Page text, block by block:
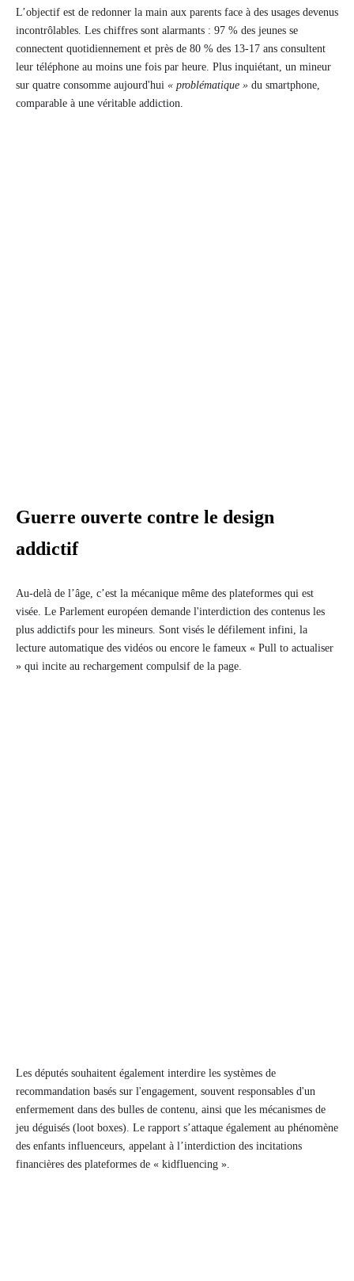
L’objectif est de redonner la main aux parents face à des usages devenus
incontrôlables. Les chiffres sont alarmants : 97 % des jeunes se
connectent quotidiennement et près de 80 % des 13-17 ans consultent
leur téléphone au moins une fois par heure. Plus inquiétant, un mineur
sur quatre consomme aujourd'hui « problématique » du smartphone,
comparable à une véritable addiction.
Guerre ouverte contre le design
addictif
Au-delà de l’âge, c’est la mécanique même des plateformes qui est
visée. Le Parlement européen demande l'interdiction des contenus les
plus addictifs pour les mineurs. Sont visés le défilement infini, la
lecture automatique des vidéos ou encore le fameux « Pull to actualiser
» qui incite au rechargement compulsif de la page.
Les députés souhaitent également interdire les systèmes de
recommandation basés sur l'engagement, souvent responsables d'un
enfermement dans des bulles de contenu, ainsi que les mécanismes de
jeu déguisés (loot boxes). Le rapport s’attaque également au phénomène
des enfants influenceurs, appelant à l’interdiction des incitations
financières des plateformes de « kidfluencing ».